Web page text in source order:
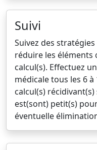
Suivi
Suivez des
réduire les
calcul(s). Effectuez
médicale tous les 6
calcul(s)
est(sont) petit(s)
éventuelle